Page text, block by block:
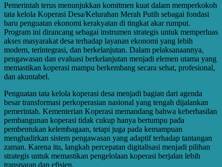
Pemerintah terus menunjukkan komitmen kuat dalam memperkokoh
tata kelola Koperasi Desa/Kelurahan Merah Putih sebagai fondasi
baru penguatan ekonomi kerakyatan di tingkat akar rumput.
Program ini dirancang sebagai instrumen strategis untuk memperluas
akses masyarakat desa terhadap layanan ekonomi yang lebih
modern, terintegrasi, dan berkelanjutan. Dalam pelaksanaannya,
pengawasan dan evaluasi berkelanjutan menjadi elemen utama yang
memastikan koperasi mampu berkembang secara sehat, profesional,
dan akuntabel.
Penguatan tata kelola koperasi desa menjadi bagian dari agenda
besar transformasi perkoperasian nasional yang tengah dijalankan
pemerintah. Kementerian Koperasi memandang bahwa keberhasilan
pembangunan koperasi tidak cukup hanya bertumpu pada
pembentukan kelembagaan, tetapi juga pada kemampuan
menghadirkan sistem pengawasan yang adaptif terhadap tantangan
zaman. Karena itu, langkah percepatan digitalisasi menjadi pilihan
strategis untuk memastikan pengelolaan koperasi berjalan lebih
transparan dan efisien.